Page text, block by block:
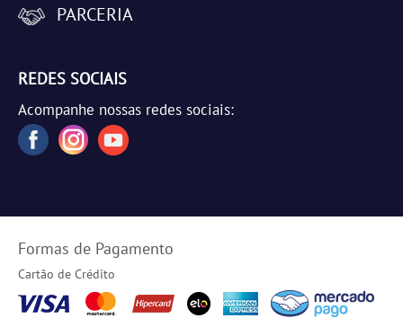
PARCERIA
REDES SOCIAIS
Acompanhe nossas redes sociais:
Formas de Pagamento
Cartão de Crédito